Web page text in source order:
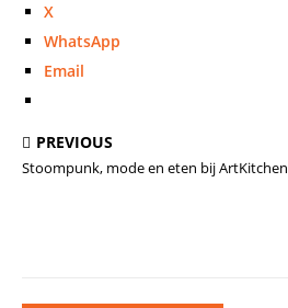
X
WhatsApp
Email
PREVIOUS
Stoompunk, mode en eten bij ArtKitchen